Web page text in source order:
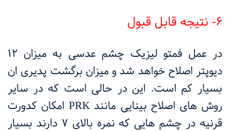
6- نتیجه قابل قبول
در عمل فمتو لیزیک چشم عدسی به میزان ۱۲
دیوپتر اصلاح خواهد شد و میزان برگشت پدیری ان
بسیار کم است. این در حالی است که در سایر
روش های اصلاح بینایی مانند PRKامکان کدورت
قرنیه در چشم هایی که نمره بالای ۷ دارند بسیار